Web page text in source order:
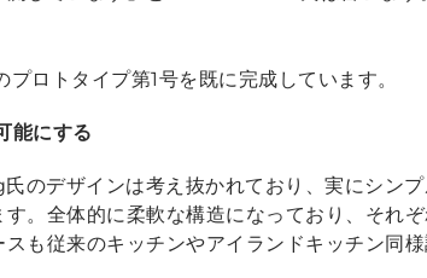
ロトタイプ第1号を既に完成しています。
能にする
のデザインは考え抜かれており、実にシン
。全体的に柔軟な構造になっており、それ
も従来のキッチンやアイランドキッチン同様